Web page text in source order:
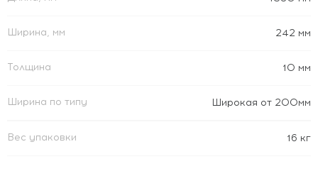
Ширина, мм 242 мм
Толщина 10 мм
Ширина по типу Широкая от 200мм
Вес упаковки 16 кг